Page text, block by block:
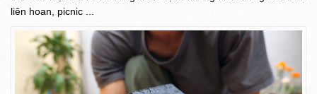
liên hoan, picnic ...